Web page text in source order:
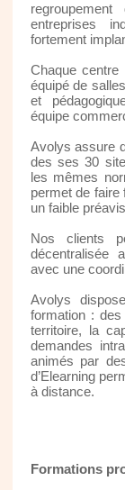
entreprises
fortement
Chaque
équipé de
et
équipe
Avolys assure
des ses 30
les mêmes
permet de
un faible
Nos clients
décentralisée
avec une
Avolys
formation : des
territoire, la
demandes
animés par
d’Elearning
à distance.
Formations